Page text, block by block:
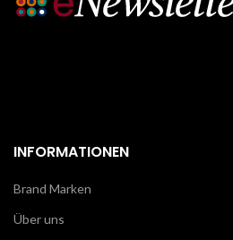
INFORMATIONEN
Brand Marken
Über uns